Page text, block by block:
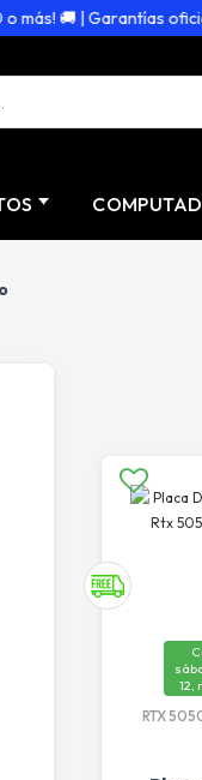
🚚 | Garantías oficiales
12,
RTX